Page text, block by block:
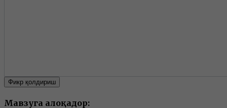
Фикр қолдириш
Мавзуга алоқадор: